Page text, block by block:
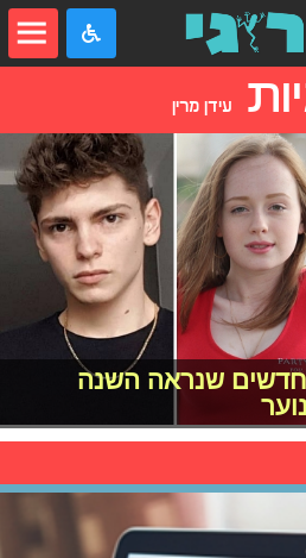
עידן מרין
שנראה השנה